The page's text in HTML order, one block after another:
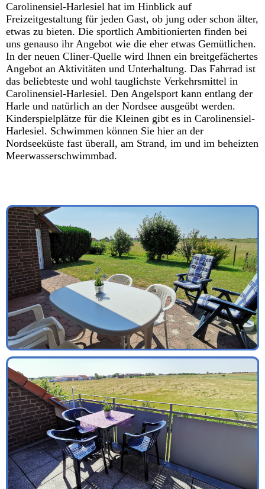
Carolinensiel-Harlesiel hat im Hinblick auf
Freizeitgestaltung für jeden Gast, ob jung oder schon älter,
etwas zu bieten. Die sportlich Ambitionierten finden bei
uns genauso ihr Angebot wie die eher etwas Gemütlichen.
In der neuen Cliner-Quelle wird Ihnen ein breitgefächertes
Angebot an Aktivitäten und Unterhaltung. Das Fahrrad ist
das beliebteste und wohl tauglichste Verkehrsmittel in
Carolinensiel-Harlesiel. Den Angelsport kann entlang der
Harle und natürlich an der Nordsee ausgeübt werden.
Kinderspielplätze für die Kleinen gibt es in Carolinensiel-
Harlesiel. Schwimmen können Sie hier an der
Nordseeküste fast überall, am Strand, im und im beheizten
Meerwasserschwimmbad.